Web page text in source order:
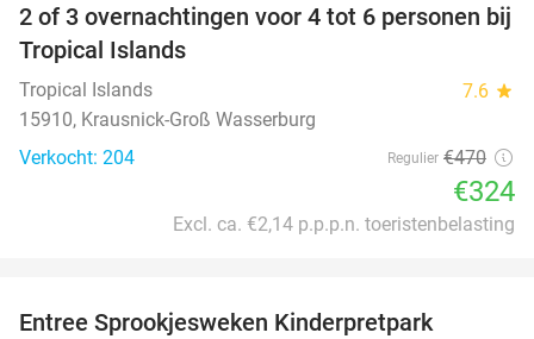
31%
2 of 3 overnachtingen voor 4 tot 6 personen bij
Tropical Islands
Tropical Islands 7.6 star
15910, Krausnick-Groß Wasserburg
Verkocht: 204
Regulier €470
€324
Excl. ca. €2,14 p.p.p.n. toeristenbelasting
Entree Sprookjesweken Kinderpretpark